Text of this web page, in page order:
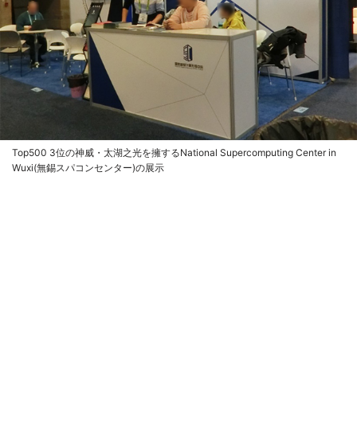
Top500 3位の神威・太湖之光を擁するNational Supercomputing Center in
Wuxi(無錫スパコンセンター)の展示